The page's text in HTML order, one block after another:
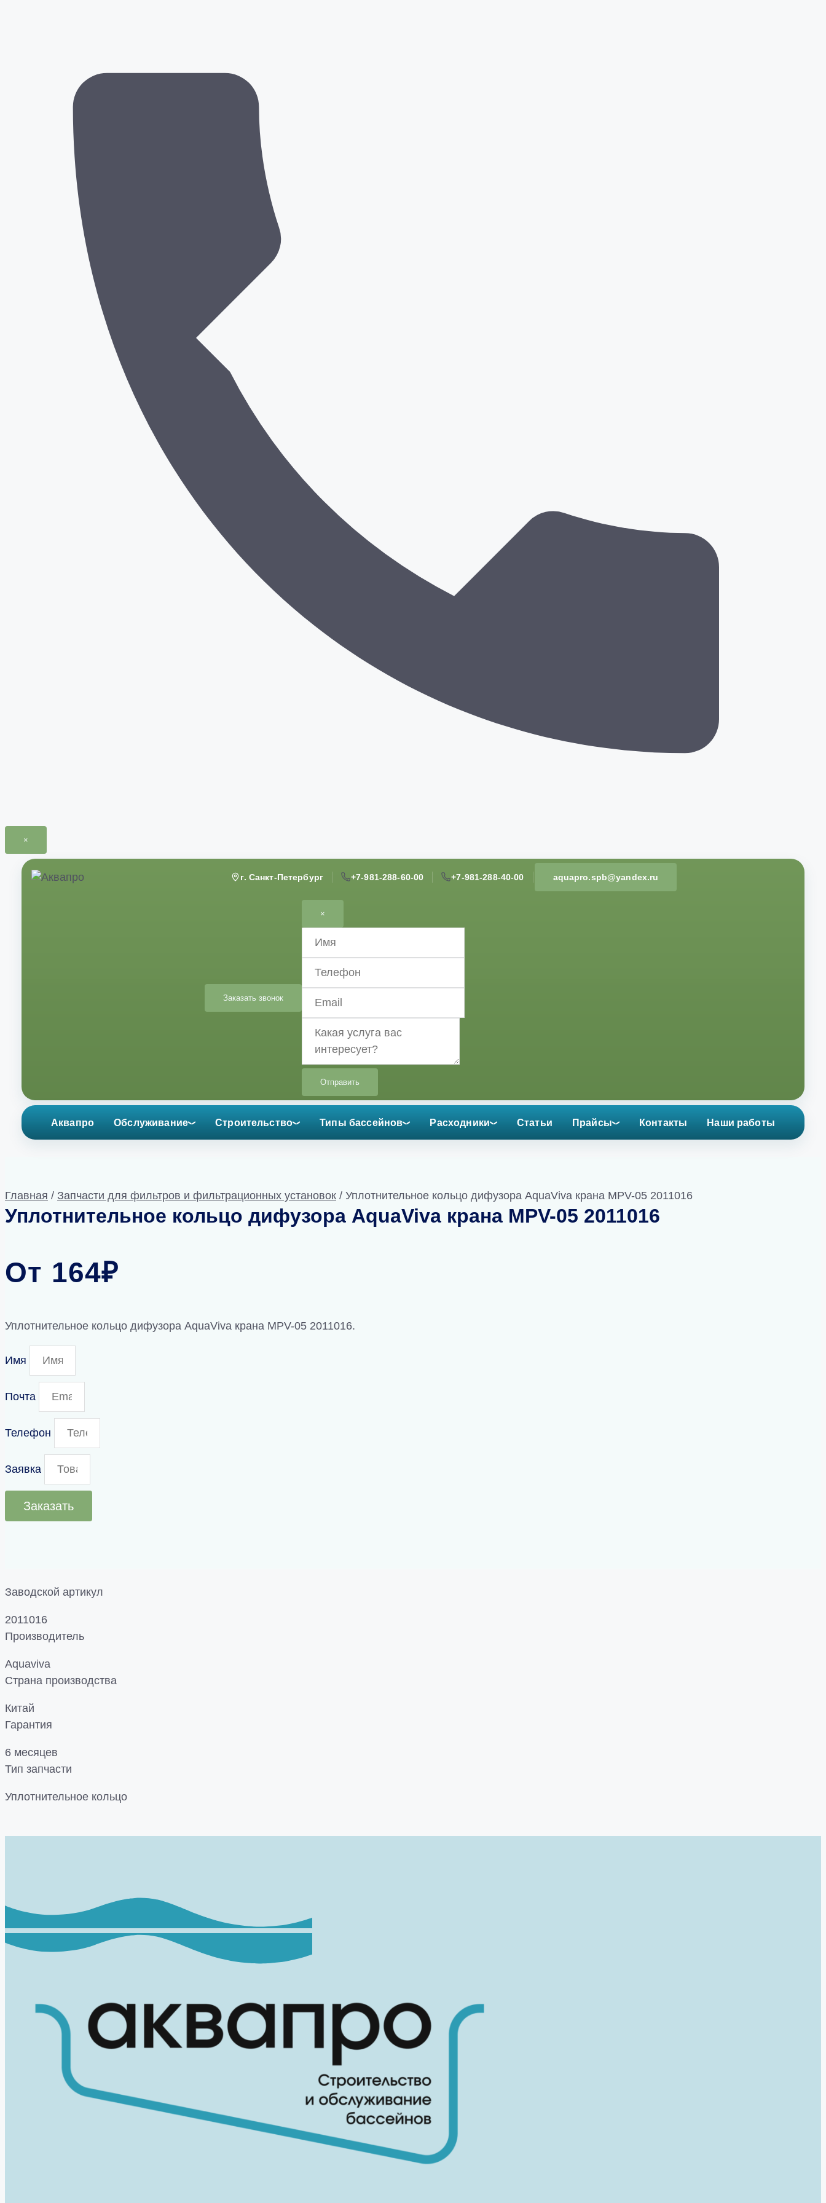
×
Перейти
г. Санкт-Петербург +7-981-288-60-00 +7-981-288-40-00 aquapro.spb@yandex.ru
Заказать звонок
×
Отправить
Аквапро Обслуживание Строительство Типы бассейнов Расходники Статьи Прайсы Контакты Наши работы
Главная / Запчасти для фильтров и фильтрационных установок / Уплотнительное кольцо дифузора AquaViva крана MPV-05 2011016
Уплотнительное кольцо дифузора AquaViva крана MPV-05 2011016
От 164₽
Уплотнительное кольцо дифузора AquaViva крана MPV-05 2011016.
Имя
Почта
Телефон
Заявка
Заказать
Заводской артикул
2011016
Производитель
Aquaviva
Страна производства
Китай
Гарантия
6 месяцев
Тип запчасти
Уплотнительное кольцо